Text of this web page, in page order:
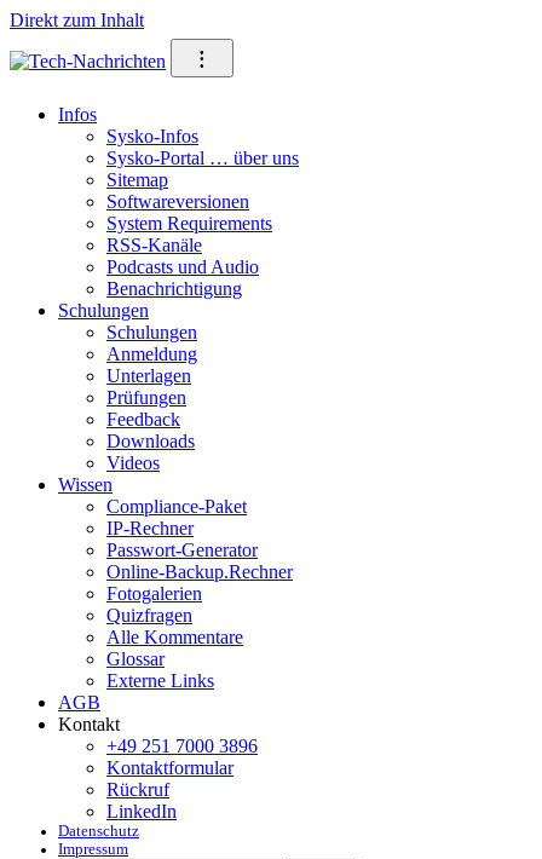
Direkt zum Inhalt
⁝
Infos
Sysko-Infos
Sysko-Portal … über uns
Sitemap
Softwareversionen
System Requirements
RSS-Kanäle
Podcasts und Audio
Benachrichtigung
Schulungen
Schulungen
Anmeldung
Unterlagen
Prüfungen
Feedback
Downloads
Videos
Wissen
Compliance-Paket
IP-Rechner
Passwort-Generator
Online-Backup.Rechner
Fotogalerien
Quizfragen
Alle Kommentare
Glossar
Externe Links
AGB
Kontakt
+49 251 7000 3896
Kontaktformular
Rückruf
LinkedIn
Datenschutz
Impressum